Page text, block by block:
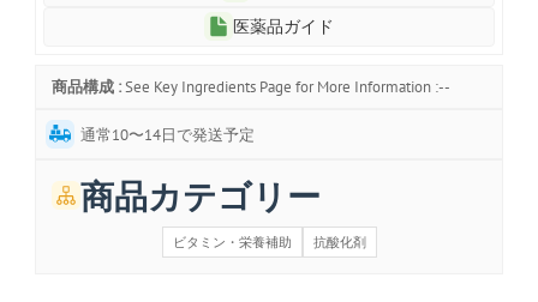
医薬品ガイド
商品構成 : See Key Ingredients Page for More Information :--
通常10〜14日で発送予定
商品カテゴリー
ビタミン・栄養補助 抗酸化剤